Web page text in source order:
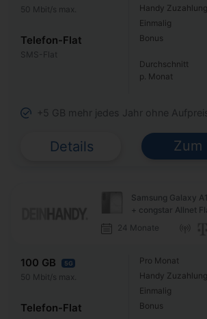
50 Mbit/s max.
Telefon-Flat
SMS-Flat
Handy Zuzahlung
Einmalig
Bonus
Durchschnitt
p. Monat
+5 GB mehr jedes Jahr ohne
Details Zum
Samsung Galaxy
+ congstar Allnet
24 Monate
100 GB 5G
50 Mbit/s max.
Telefon-Flat
Pro Monat
Handy Zuzahlung
Einmalig
Bonus